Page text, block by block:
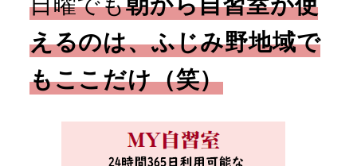
えるのは、ふじみ野地域で
もここだけ（笑）